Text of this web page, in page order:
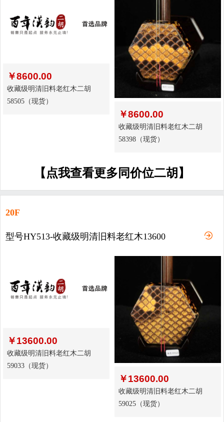
￥8600.00
收藏级明清旧料老红木二胡
58505（现货）
￥8600.00
收藏级明清旧料老红木二胡
58398（现货）
【点我查看更多同价位二胡】
20F
型号HY513-收藏级明清旧料老红木13600
￥13600.00
收藏级明清旧料老红木二胡
59033（现货）
￥13600.00
收藏级明清旧料老红木二胡
59025（现货）